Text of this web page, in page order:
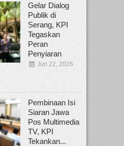
Gelar Dialog
Publik di
Serang, KPI
Tegaskan
Peran
Penyiaran
Jun 22, 2026
Pembinaan Isi
Siaran Jawa
Pos Multimedia
TV, KPI
Tekankan...